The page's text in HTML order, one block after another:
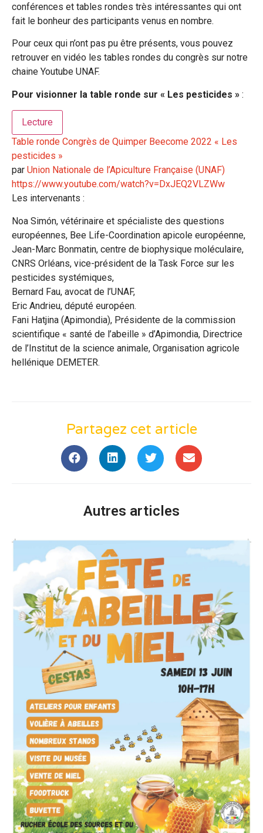
conférences et tables rondes très intéressantes qui ont
fait le bonheur des participants venus en nombre.
Pour ceux qui n’ont pas pu être présents, vous pouvez
retrouver en vidéo les tables rondes du congrès sur notre
chaine Youtube UNAF.
Pour visionner la table ronde sur « Les pesticides » :
Lecture
Table ronde Congrès de Quimper Beecome 2022 « Les
pesticides »
par Union Nationale de l’Apiculture Française (UNAF)
https://www.youtube.com/watch?v=DxJEQ2VLZWw
Les intervenants :
Noa Simón, vétérinaire et spécialiste des questions
européennes, Bee Life-Coordination apicole européenne,
Jean-Marc Bonmatin, centre de biophysique moléculaire,
CNRS Orléans, vice-président de la Task Force sur les
pesticides systémiques,
Bernard Fau, avocat de l’UNAF,
Eric Andrieu, député européen.
Fani Hatjina (Apimondia), Présidente de la commission
scientifique « santé de l’abeille » d’Apimondia, Directrice
de l’Institut de la science animale, Organisation agricole
hellénique DEMETER.
Partagez cet article
Autres articles